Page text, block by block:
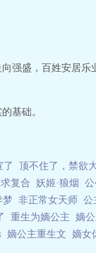
强盛，百姓安居
基础。
了 顶不住了，禁欲
复合 妖姬·狼烟
梦 非正常女天师 公
重生为嫡公主 嫡
嫡公主重生文 嫡女